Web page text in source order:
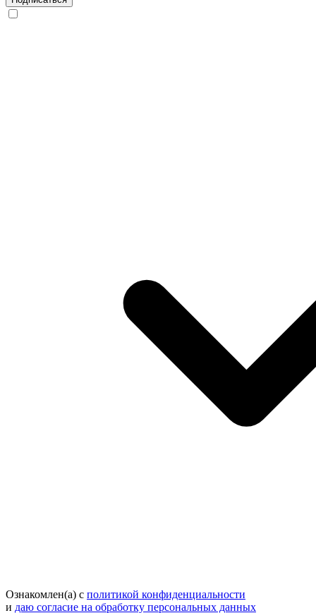
Ознакомлен(а) с политикой конфиденциальности
и даю согласие на обработку персональных данных